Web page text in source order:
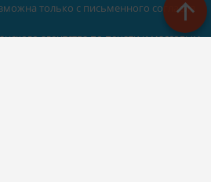
только с письменного согласия
агентства по печати и массовым